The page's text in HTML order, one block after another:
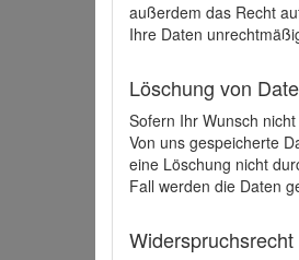
außerdem das Recht
Ihre Daten
Löschung von
Sofern Ihr Wunsch
Von uns gespeicherte
eine Löschung nicht
Fall werden die Daten
Widerspruchsrecht